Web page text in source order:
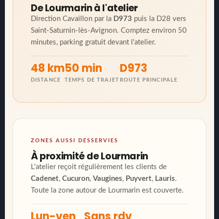
De Lourmarin à l'atelier
Direction Cavaillon par la D973 puis la D28 vers
Saint-Saturnin-lès-Avignon. Comptez environ 50
minutes, parking gratuit devant l'atelier.
48 km
DISTANCE
50 min
TEMPS DE TRAJET
D973
ROUTE PRINCIPALE
ZONES AUSSI DESSERVIES
À proximité de Lourmarin
L'atelier reçoit régulièrement les clients de
Cadenet, Cucuron, Vaugines, Puyvert, Lauris.
Toute la zone autour de Lourmarin est couverte.